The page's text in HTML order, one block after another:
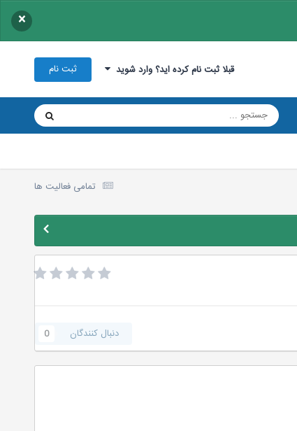
×
قبلا ثبت نام کرده اید؟ وارد شوید ثبت نام
تمامی فعالیت ها
دنبال کنندگان 0